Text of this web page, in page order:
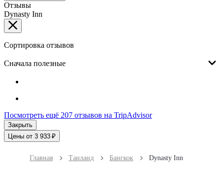
Отзывы
Dynasty Inn
Сортировка отзывов
Сначала полезные
Посмотреть ещё 207 отзывов на TripAdvisor
Закрыть
Цены от 3 933 ₽
Главная Таиланд Бангкок Dynasty Inn